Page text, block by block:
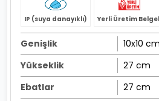
IP (suya danayıklı) Yerli Üretim
Genişlik
10x10 cm
Yükseklik
27 cm
Ebatlar
27 cm